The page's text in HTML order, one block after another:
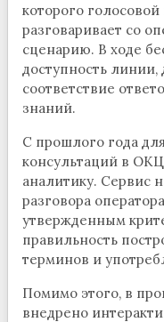
которого
разговаривает со
сценарию. В ходе
доступность линии,
соответствие
знаний.
С прошлого года
консультаций в
аналитику. Сервис
разговора
утвержденным
правильность
терминов и
Помимо этого, в
внедрено